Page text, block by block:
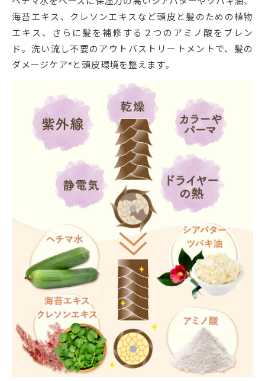
海苔エキス、クレソンエキスなど頭皮と髪のための植物
エキス、さらに髪を補修する２つのアミノ酸をブレン
ド。洗い流し不要のアウトバストリートメントで、髪の
ダメージケア*と頭皮環境を整えます。